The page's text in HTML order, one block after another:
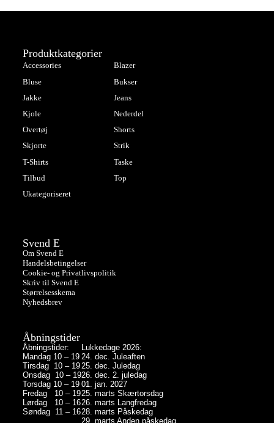
Produktkategorier
Accessories
Blazer
Bluse
Bukser
Jakke
Jeans
Kjole
Nederdel
Overtøj
Shorts
Skjorte
Strik
T-Shirts
Taske
Tilbud
Top
Ukategoriseret
Svend E
Om Svend E
Handelsbetingelser
Cookie- og Privatlivspolitik
Skriv til Svend E
Størrelsesskema
Nyhedsbrev
Åbningstider
Åbningstider:
Mandag 10 – 19
Tirsdag 10 – 19
Onsdag 10 – 19
Torsdag 10 – 19
Fredag 10 – 19
Lørdag 10 – 16
Søndag 11 – 16
Lukkedage 2026:
24. dec. Juleaften
25. dec. Juledag
26. dec. 2. juledag
01. jan. 2027
25. marts Skærtorsdag
26. marts Langfredag
28. marts Påskedag
29. marts Anden påskedag